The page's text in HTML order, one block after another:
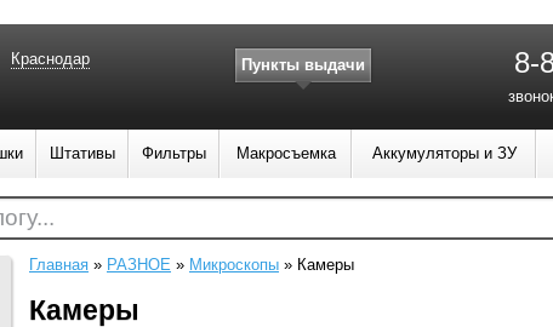
Главная » РАЗНОЕ » Микроскопы » Камеры
Камеры
Краснодар Пункты выдачи 8-
Штативы Фильтры Макросъемка Аккумуляторы и ЗУ